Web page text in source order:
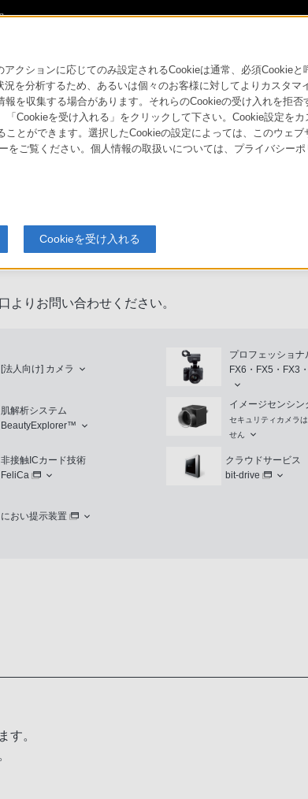
個人
コンスーマー製品に
製品に
問い合わせ
よりお問い合わせください。
[法人向け] カメラ
プロフェッショナ
FX6・FX5・FX3
肌解析システム
BeautyExplorer™
イメージセンシン
セキュリティカメラ
せん
非接触ICカード技術
FeliCa
クラウドサービス
bit-drive
におい提示装置
す。
クションに応じてのみ設定されるCookieは通常、必須Cookieと
を分析するため、あるいは個々のお客様に対してよりカスタマ
を収集する場合があります。それらのCookieの受け入れを拒否
Cookieを受け入れる」をクリックして下さい。Cookie設定をカ
とができます。選択したCookieの設定によっては、このウェブ
ご覧ください。個人情報の取扱いについては、プライバシーポ
Cookieを受け入れる